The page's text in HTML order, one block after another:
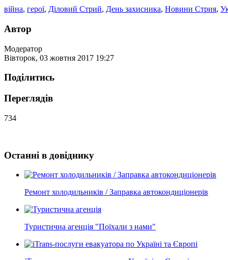
війна, герої, Діловий Стрий, День захисника, Новини Стрия,
Автор
Модератор
Вівторок, 03 жовтня 2017 19:27
Поділитись
Переглядів
734
Останні в довіднику
Ремонт холодильників / Заправка автокондиціонерів
Туристична агенція "Поїхали з нами"